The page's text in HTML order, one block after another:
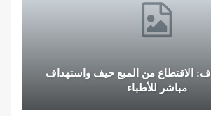
الاقتطاع من المبع حيف واستهداف
مباشر للأطباء